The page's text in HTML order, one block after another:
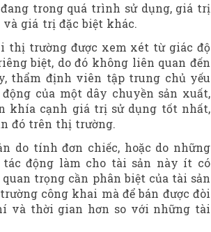
trong quá trình sử dụng, giá trị
giá trị đặc biệt khác.
thị trường được xem xét từ giác độ
biệt, do đó không liên quan đến
thẩm định viên tập trung chủ yếu
của một dây chuyền sản xuất,
khía cạnh giá trị sử dụng tốt nhất,
đó trên thị trường.
do tính đơn chiếc, hoặc do những
động làm cho tài sản này ít có
trọng cần phân biệt của tài sản
công khai mà để bán được đòi
và thời gian hơn so với những tài